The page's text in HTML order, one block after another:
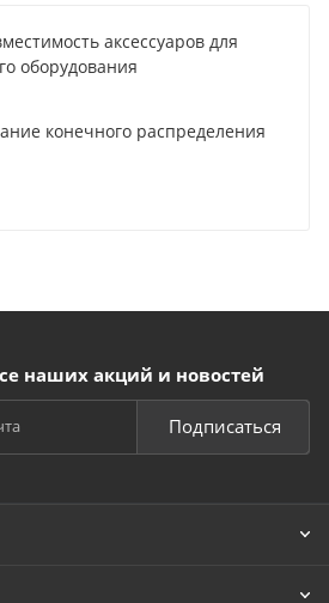
аксессуаров для
оборудования
конечного распределения
наших акций и новостей
Подписаться